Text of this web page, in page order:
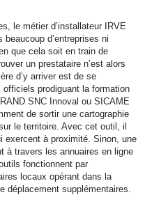
le métier d’installateur IRVE
d’entreprises ni
que cela soit en train de
un prestataire n’est alors
d’y arriver est de se
prodiguant la formation
SNC Innoval ou SICAME
de sortir une cartographie
le territoire. Avec cet outil, il
exercent à proximité. Sinon, une
à travers les annuaires en ligne
fonctionnent par
locaux opérant dans la
déplacement supplémentaires.